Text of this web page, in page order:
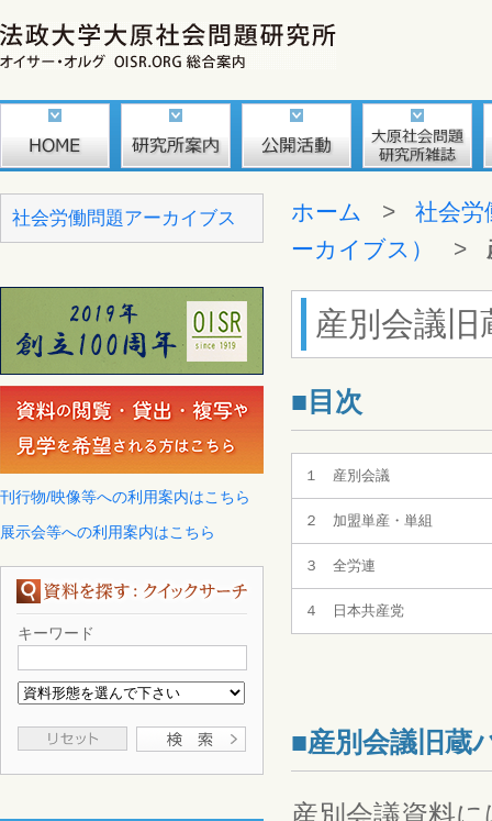
社会労働問題アーカイブス
刊行物/映像等への利用案内はこちら
展示会等への利用案内はこちら
キーワード
ホーム > 社会労
ーカイブス）
>
産別会議
■目次
１ 産別会議
２ 加盟単産・単組
３ 全労連
４ 日本共産党
■産別会議旧蔵
産別会議資料